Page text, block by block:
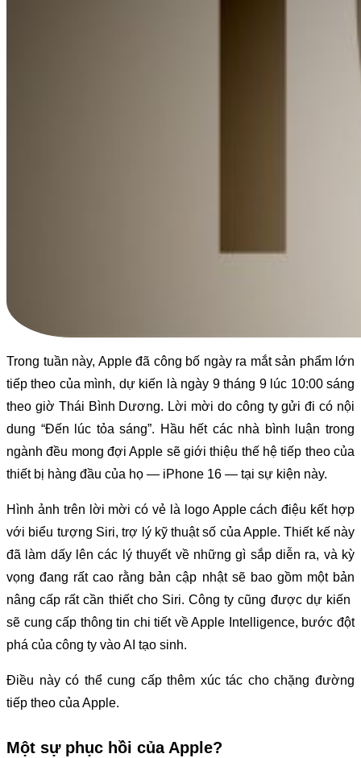
Trong tuần này, Apple đã công bố ngày ra mắt sản phẩm lớn
tiếp theo của mình, dự kiến ​​là ngày 9 tháng 9 lúc 10:00 sáng
theo giờ Thái Bình Dương. Lời mời do công ty gửi đi có nội
dung “Đến lúc tỏa sáng”. Hầu hết các nhà bình luận trong
ngành đều mong đợi Apple sẽ giới thiệu thế hệ tiếp theo của
thiết bị hàng đầu của họ — iPhone 16 — tại sự kiện này.
Hình ảnh trên lời mời có vẻ là logo Apple cách điệu kết hợp
với biểu tượng Siri, trợ lý kỹ thuật số của Apple. Thiết kế này
đã làm dấy lên các lý thuyết về những gì sắp diễn ra, và kỳ
vọng đang rất cao rằng bản cập nhật sẽ bao gồm một bản
nâng cấp rất cần thiết cho Siri. Công ty cũng được dự kiến ​​
sẽ cung cấp thông tin chi tiết về Apple Intelligence, bước đột
phá của công ty vào AI tạo sinh.
Điều này có thể cung cấp thêm xúc tác cho chặng đường
tiếp theo của Apple.
Một sự phục hồi của Apple?